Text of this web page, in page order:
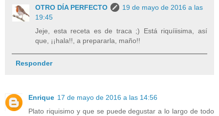
OTRO DÍA PERFECTO
19 de mayo de 2016 a las
19:45
Jeje, esta receta es de traca ;) Está riquíiisima, así
que, ¡¡hala!!, a prepararla, maño!!
Responder
Enrique 17 de mayo de 2016 a las 14:56
Plato riquisimo y que se puede degustar a lo largo de todo